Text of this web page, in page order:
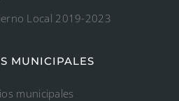
Local 2019-2023
MUNICIPALES
municipales